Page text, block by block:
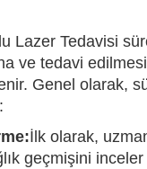
Lazer Tedavisi
ve tedavi
Genel olarak,
İlk olarak,
geçmişini